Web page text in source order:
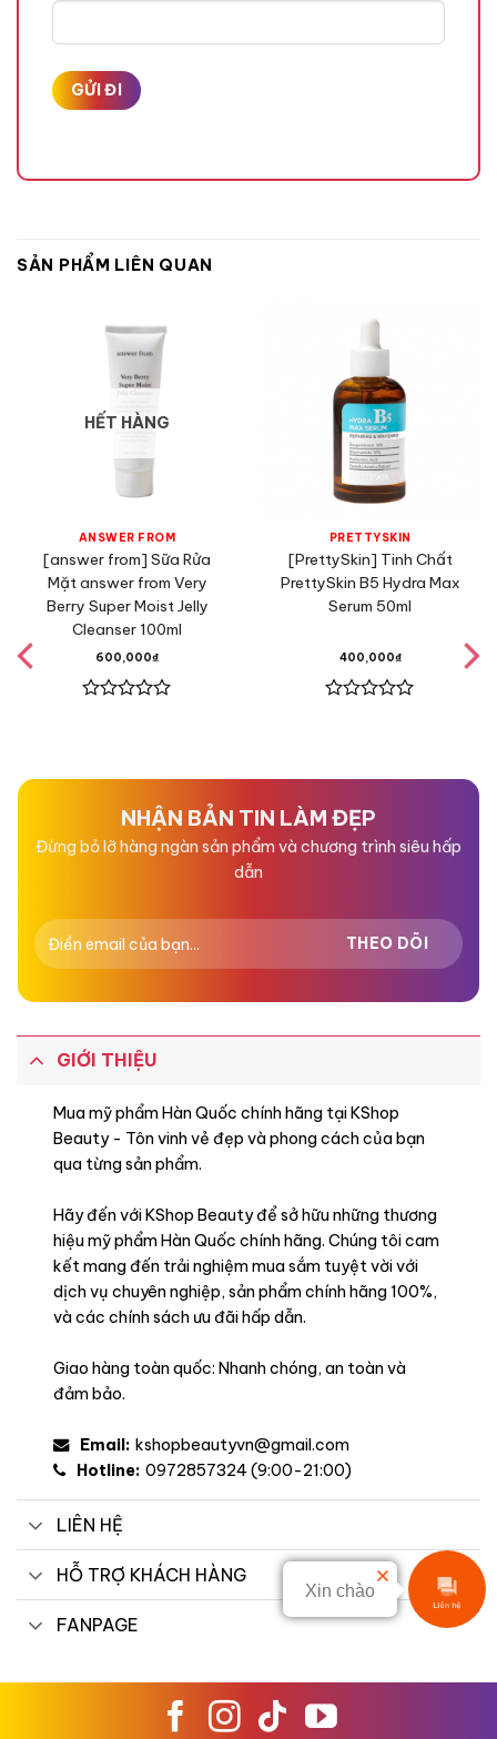
SẢN PHẨM LIÊN QUAN
HẾT HÀNG
ANSWER FROM
[answer from] Sữa Rửa
Mặt answer from Very
Berry Super Moist Jelly
Cleanser 100ml
600,000₫
5
PRETTYSKIN
[PrettySkin] Tinh Chất
PrettySkin B5 Hydra Max
Serum 50ml
400,000₫
5
Liên hệ
Xin chào
NHẬN BẢN TIN LÀM ĐẸP
Đừng bỏ lỡ hàng ngàn sản phẩm và chương trình siêu hấp
dẫn
GIỚI THIỆU
Mua mỹ phẩm Hàn Quốc chính hãng tại KShop
Beauty - Tôn vinh vẻ đẹp và phong cách của bạn
qua từng sản phẩm.
Hãy đến với KShop Beauty để sở hữu những thương
hiệu mỹ phẩm Hàn Quốc chính hãng. Chúng tôi cam
kết mang đến trải nghiệm mua sắm tuyệt vời với
dịch vụ chuyên nghiệp, sản phẩm chính hãng 100%,
và các chính sách ưu đãi hấp dẫn.
Giao hàng toàn quốc: Nhanh chóng, an toàn và
đảm bảo.
Email: kshopbeautyvn@gmail.com
Hotline: 0972857324 (9:00-21:00)
LIÊN HỆ
HỖ TRỢ KHÁCH HÀNG
FANPAGE